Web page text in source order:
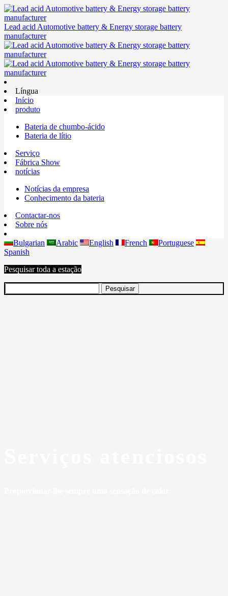
Lead acid Automotive battery & Energy storage battery
manufacturer
Língua
Início
produto
Bateria de chumbo-ácido
Bateria de lítio
Serviço
Fábrica Show
notícias
Notícias da empresa
Conhecimento da bateria
Contactar-nos
Sobre nós
Bulgarian Arabic English French
Portuguese
Spanish
Pesquisar toda a estação